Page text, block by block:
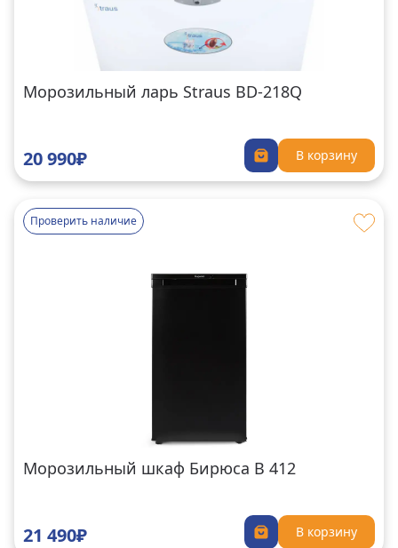
Морозильный ларь Straus BD-218Q
20 990₽ В корзину
Проверить наличие
Морозильный шкаф Бирюса B 412
21 490₽ В корзину